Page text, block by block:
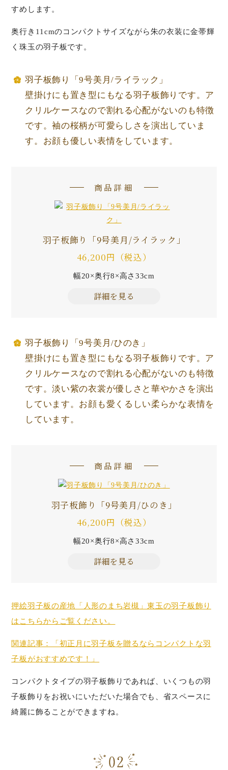
すめします。
奥行き11cmのコンパクトサイズながら朱の衣装に金帯輝
く珠玉の羽子板です。
羽子板飾り「9号美月/ライラック」
壁掛けにも置き型にもなる羽子板飾りです。ア
クリルケースなので割れる心配がないのも特徴
です。袖の桜柄が可愛らしさを演出していま
す。お顔も優しい表情をしています。
商品詳細
羽子板飾り「9号美月/ライラック」
46,200円（税込）
幅20×奥行8×高さ33cm
詳細を見る
羽子板飾り「9号美月/ひのき」
壁掛けにも置き型にもなる羽子板飾りです。ア
クリルケースなので割れる心配がないのも特徴
です。淡い紫の衣裳が優しさと華やかさを演出
しています。お顔も愛くるしい柔らかな表情を
しています。
商品詳細
羽子板飾り「9号美月/ひのき」
46,200円（税込）
幅20×奥行8×高さ33cm
詳細を見る
押絵羽子板の産地「人形のまち岩槻」東玉の羽子板飾り
はこちらからご覧ください。
関連記事：「初正月に羽子板を贈るならコンパクトな羽
子板がおすすめです！」
コンパクトタイプの羽子板飾りであれば、いくつもの羽
子板飾りをお祝いにいただいた場合でも、省スペースに
綺麗に飾ることができますね。